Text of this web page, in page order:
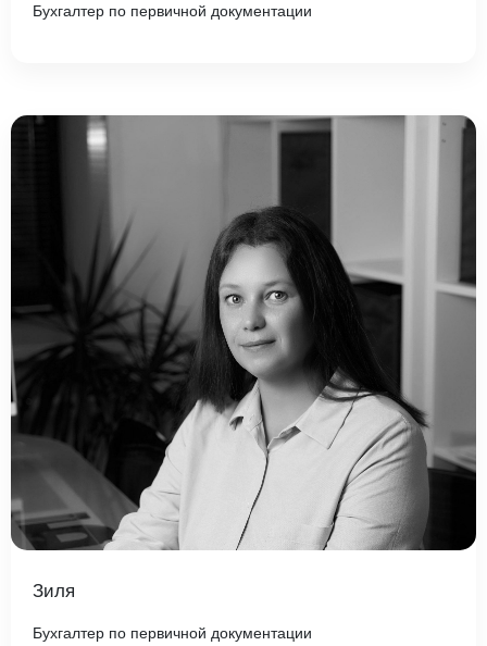
Бухгалтер по первичной документации
Зиля
Бухгалтер по первичной документации